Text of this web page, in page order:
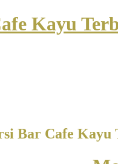
Kayu
Bar Cafe Kayu